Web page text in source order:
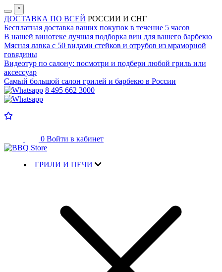
˟
ДОСТАВКА ПО ВСЕЙ РОССИИ И СНГ
Бесплатная доставка ваших покупок в течение 5 часов
В нашей винотеке лучшая подборка вин для вашего барбекю
Мясная лавка с 50 видами стейков и отрубов из мраморной
говядины
Видеотур по салону: посмотри и подбери любой гриль или
аксессуар
Самый большой салон грилей и барбекю в России
8 495 662 3000
0 Войти в кабинет
ГРИЛИ И ПЕЧИ